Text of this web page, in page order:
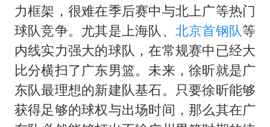
力框架，很难在季后赛中与北上广等热门
球队竞争。尤其是上海队、 北京首钢队等
内线实力强大的球队，在常规赛中已经大
比分横扫了广东男篮。未来，徐昕就是广
东队最理想的新建队基石。只要徐昕能够
获得足够的球权与出场时间，那么其在广